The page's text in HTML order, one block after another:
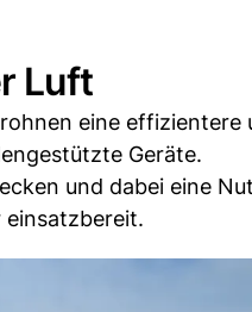
Luft
eine effizientere
Geräte.
und dabei eine
einsatzbereit.